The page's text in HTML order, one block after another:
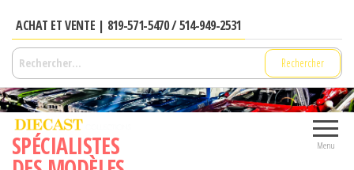
contenu
ACHAT ET VENTE | 819-571-5470 / 514-949-2531
SPÉCIALISTES Menu